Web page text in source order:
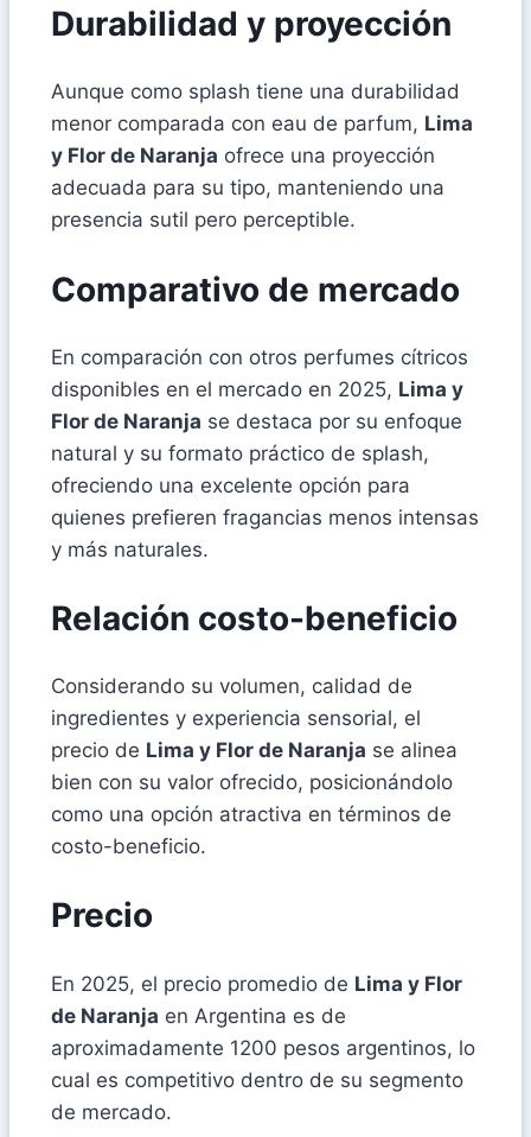
Durabilidad y proyección
Aunque como splash tiene una durabilidad
menor comparada con eau de parfum, Lima
y Flor de Naranja ofrece una proyección
adecuada para su tipo, manteniendo una
presencia sutil pero perceptible.
Comparativo de mercado
En comparación con otros perfumes cítricos
disponibles en el mercado en 2025, Lima y
Flor de Naranja se destaca por su enfoque
natural y su formato práctico de splash,
ofreciendo una excelente opción para
quienes prefieren fragancias menos intensas
y más naturales.
Relación costo-beneficio
Considerando su volumen, calidad de
ingredientes y experiencia sensorial, el
precio de Lima y Flor de Naranja se alinea
bien con su valor ofrecido, posicionándolo
como una opción atractiva en términos de
costo-beneficio.
Precio
En 2025, el precio promedio de Lima y Flor
de Naranja en Argentina es de
aproximadamente 1200 pesos argentinos, lo
cual es competitivo dentro de su segmento
de mercado.